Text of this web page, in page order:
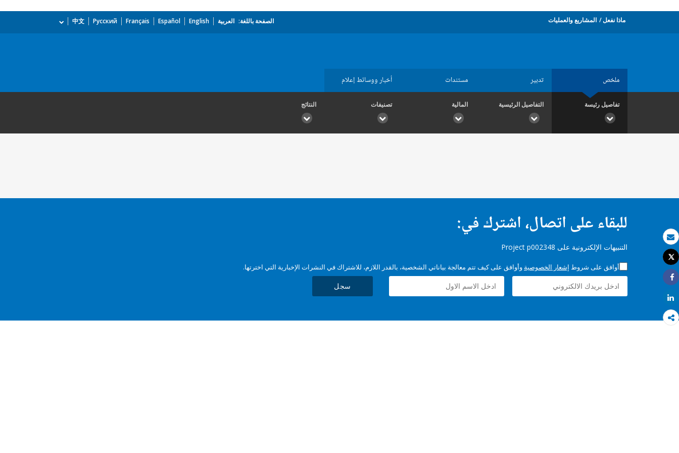
بريد الكتروني
طباعة
Tweet
Share
Share
ماذا نفعل المشاريع والعمليات الصفحة باللغة: العربية English
Español
Français
Русский
中文
ملخص تدبير مستندات أخبار ووسائط إعلام
تفاصيل رئيسة التفاصيل الرئيسية المالية تصنيفات النتائج
للبقاء على اتصال، اشترك في:
التنبيهات الإلكترونية على Project p002348
أوافق على شروط إشعار الخصوصية وأوافق على كيف تتم معالجة بياناتي الشخصية، بالقدر اللازم، للاشتراك في النشرات الإخبارية التي اخترتها.
سجل